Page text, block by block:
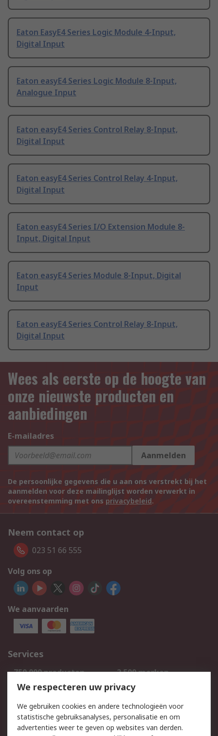
Eaton EasyE4 Series Logic Module 4-Input,
Digital Input
Eaton easyE4 Series Logic Module 8-Input,
Analogue Input
Eaton easyE4 Series Control Relay 8-Input,
Digital Input
Eaton easyE4 Series Control Relay 4-Input,
Digital Input
Eaton easyE4 Series I/O Extension Module 8-
Input, Digital Input
Eaton easyE4 Series Module 8-Input, Digital
Input
Eaton easyE4 Series Control Relay 8-Input,
Digital Input
Wees als eerste op de hoogte van
onze nieuwste producten en
aanbiedingen
E-mailadres
Aanmelden
De persoonlijke gegevens die u aan ons verstrekt bij het
aanmelden voor deze mailinglijst worden verwerkt in
overeenstemming met ons privacybeleid.
Neem contact op
023 51 66 555
Volg ons op
We aanvaarden
Services
750.000 producten
2.500 merken
Bestellen
Inkoopoplossingen
Track & Trace
We respecteren uw privacy
We gebruiken cookies en andere technologieën voor
statistische gebruiksanalyses, personalisatie en om
advertenties weer te geven op websites van derden.